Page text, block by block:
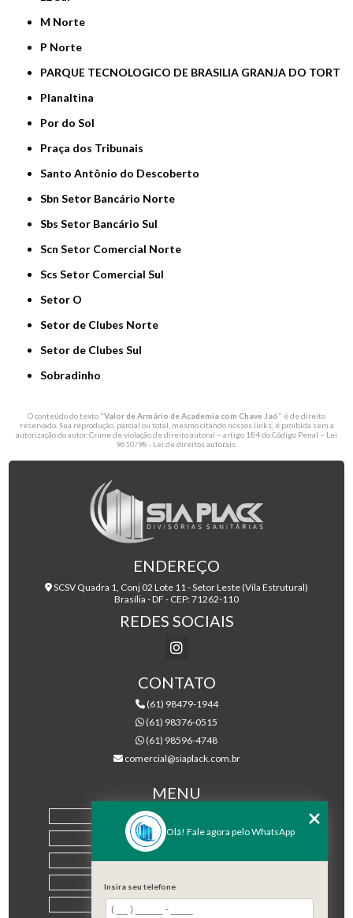
M Norte
P Norte
PARQUE TECNOLOGICO DE BRASILIA GRANJA DO TORT
Planaltina
Por do Sol
Praça dos Tribunais
Santo Antônio do Descoberto
Sbn Setor Bancário Norte
Sbs Setor Bancário Sul
Scn Setor Comercial Norte
Scs Setor Comercial Sul
Setor O
Setor de Clubes Norte
Setor de Clubes Sul
Sobradinho
O conteúdo do texto "Valor de Armário de Academia com Chave Jaó" é de direito
reservado. Sua reprodução, parcial ou total, mesmo citando nossos links, é proibida sem a
autorização do autor. Crime de violação de direito autoral – artigo 184 do Código Penal – Lei
9610/98 - Lei de direitos autorais
ENDEREÇO
SCSV Quadra 1, Conj 02 Lote 11 - Setor Leste (Vila Estrutural)
Brasília - DF - CEP: 71262-110
REDES SOCIAIS
CONTATO
(61) 98479-1944
(61) 98376-0515
(61) 98596-4748
comercial@siaplack.com.br
MENU
EMPRESA
PRODUTOS
Olá! Fale agora pelo WhatsApp
Insira seu telefone